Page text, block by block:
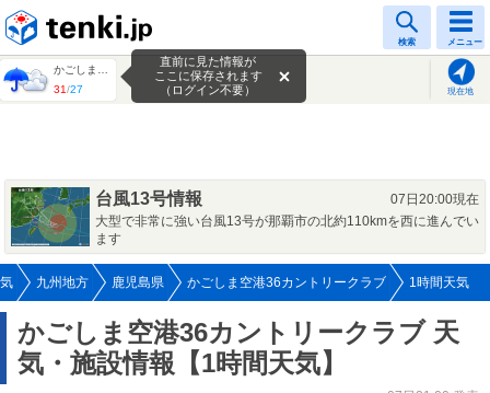
検索 メニュー
31/27 現在地
直前に見た情報が
ここに保存されます
（ログイン不要）
台風13号情報
07日20:00現在
大型で非常に強い台風13号が那覇市の北約110kmを西に進んでい
ます
九州地方 鹿児島県 かごしま空港36カントリークラブ 1時間天気
かごしま空港36カントリークラブ 天
気・施設情報【1時間天気】